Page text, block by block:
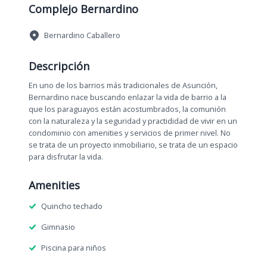
Complejo Bernardino
Bernardino Caballero
Descripción
En uno de los barrios más tradicionales de Asunción,
Bernardino nace buscando enlazar la vida de barrio a la
que los paraguayos están acostumbrados, la comunión
con la naturaleza y la seguridad y practididad de vivir en un
condominio con amenities y servicios de primer nivel. No
se trata de un proyecto inmobiliario, se trata de un espacio
para disfrutar la vida.
Amenities
Quincho techado
Gimnasio
Piscina para niños